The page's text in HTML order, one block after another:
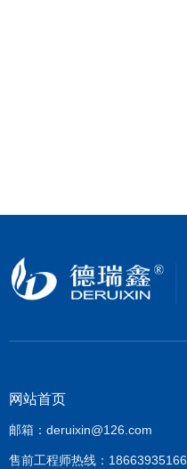
网站首页
邮箱：deruixin@126.com
售前工程师热线：18663935166